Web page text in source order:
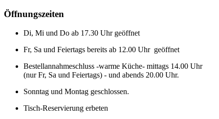
Öffnungszeiten
Di, Mi und Do ab 17.30 Uhr geöffnet
Fr, Sa und Feiertags bereits ab 12.00 Uhr geöffnet
Bestellannahmeschluss -warme Küche- mittags 14.00 Uhr
(nur Fr, Sa und Feiertags) - und abends 20.00 Uhr.
Sonntag und Montag geschlossen.
Tisch-Reservierung erbeten